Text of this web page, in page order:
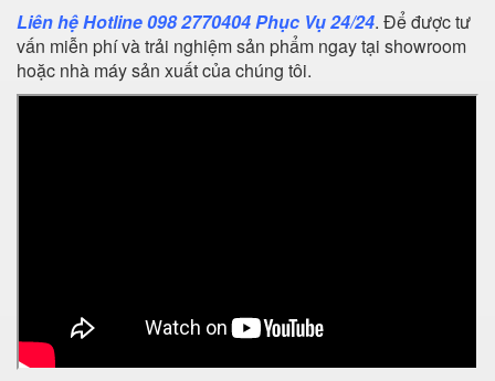
Liên hệ Hotline 098 2770404 Phục Vụ 24/24. Để được tư
vấn miễn phí và trải nghiệm sản phẩm ngay tại showroom
hoặc nhà máy sản xuất của chúng tôi.